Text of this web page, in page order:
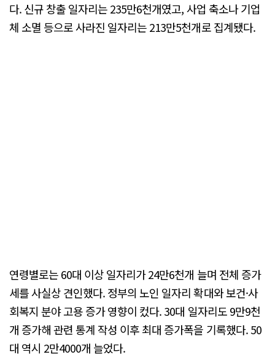
다. 신규 창출 일자리는 235만6천개였고, 사업 축소나 기업
체 소멸 등으로 사라진 일자리는 213만5천개로 집계됐다.
연령별로는 60대 이상 일자리가 24만6천개 늘며 전체 증가
세를 사실상 견인했다. 정부의 노인 일자리 확대와 보건·사
회복지 분야 고용 증가 영향이 컸다. 30대 일자리도 9만9천
개 증가해 관련 통계 작성 이후 최대 증가폭을 기록했다. 50
대 역시 2만4000개 늘었다.